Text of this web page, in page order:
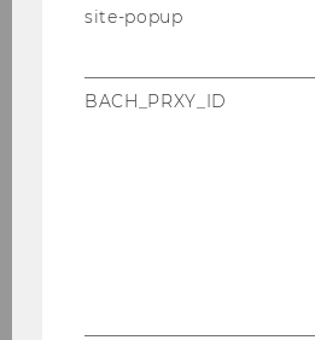
ERS2016
site-popup
BACH_PRXY_ID